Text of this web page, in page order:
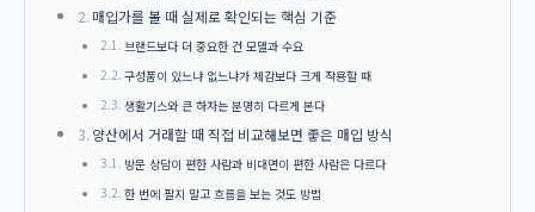
매입가를 볼 때 실제로 확인되는 핵심 기준
브랜드보다 더 중요한 건 모델과 수요
구성품이 있느냐 없느냐가 체감보다 크게 작용할 때
생활기스와 큰 하자는 분명히 다르게 본다
양산에서 거래할 때 직접 비교해보면 좋은 매입 방식
방문 상담이 편한 사람과 비대면이 편한 사람은 다르다
한 번에 팔지 말고 흐름을 보는 것도 방법